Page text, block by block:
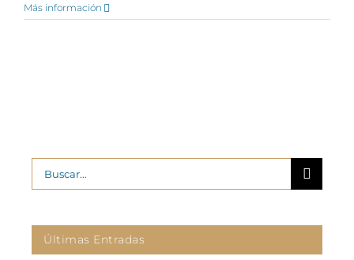
Más información
Buscar:
Últimas Entradas